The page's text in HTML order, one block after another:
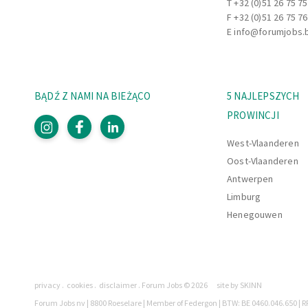
T+32 (0)51 26 75 75
F +32 (0)51 26 75 76
E
5 NAJLEPSZYCH
PROWINCJI
West-Vlaanderen
Oost-Vlaanderen
Antwerpen
Limburg
Henegouwen
BĄDŹ Z NAMI NA BIEŻĄCO
Prawnie
Strony
privacy cookies disclaimer Forum Jobs © 2026
site by SKINN
Forum Jobs nv | 8800 Roeselare | Member of Federgon | BTW: BE 0460.046.650 |